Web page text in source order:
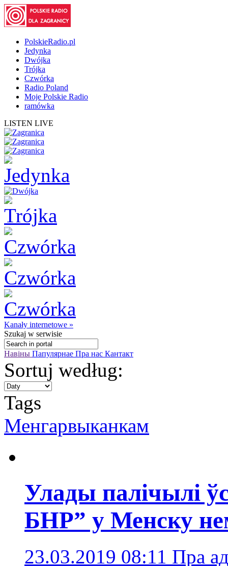
PolskieRadio.pl
Jedynka
Dwójka
Trójka
Czwórka
Radio Poland
Moje Polskie Radio
ramówka
LISTEN LIVE
Kanały internetowe »
Szukaj w serwisie
Навіны Папулярнае Пра нас Кантакт
Sortuj według:
Tags
Менгарвыканкам
Улады палічылі
БНР” у Менску
23.03.2019 08:11 Пра